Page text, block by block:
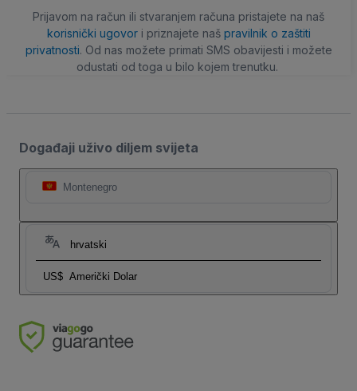
Prijavom na račun ili stvaranjem računa pristajete na naš
korisnički ugovori priznajete naš pravilnik o zaštiti
privatnosti. Od nas možete primati SMS obavijesti i možete
odustati od toga u bilo kojem trenutku.
Događaji uživo diljem svijeta
Montenegro
hrvatski
US$ Američki Dolar